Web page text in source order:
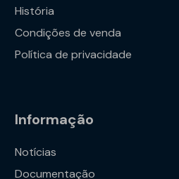
História
Condições de venda
Política de privacidade
Informação
Notícias
Documentação